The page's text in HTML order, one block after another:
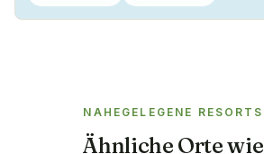
NAHEGELEGENE RESORTS
Ähnliche Orte wie